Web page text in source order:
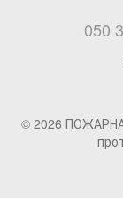
050
© 2026